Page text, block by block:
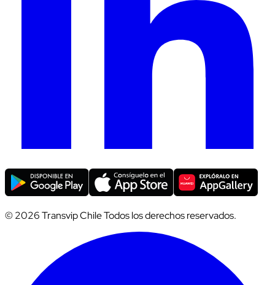
© 2026 Transvip Chile Todos los derechos reservados.